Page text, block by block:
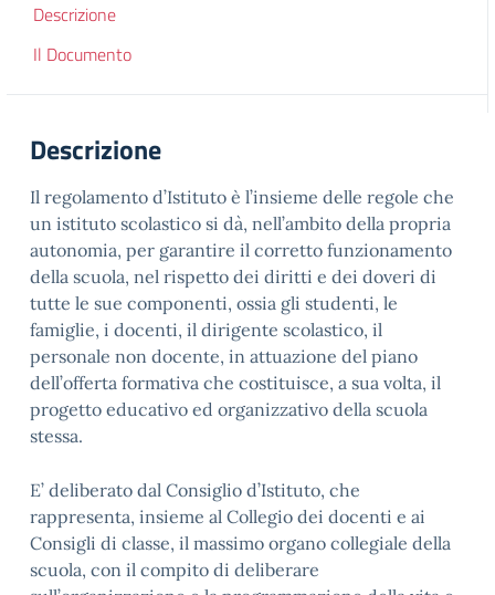
Descrizione
Il Documento
Descrizione
Il regolamento d’Istituto è l’insieme delle regole che
un istituto scolastico si dà, nell’ambito della propria
autonomia, per garantire il corretto funzionamento
della scuola, nel rispetto dei diritti e dei doveri di
tutte le sue componenti, ossia gli studenti, le
famiglie, i docenti, il dirigente scolastico, il
personale non docente, in attuazione del piano
dell’offerta formativa che costituisce, a sua volta, il
progetto educativo ed organizzativo della scuola
stessa.
E’ deliberato dal Consiglio d’Istituto, che
rappresenta, insieme al Collegio dei docenti e ai
Consigli di classe, il massimo organo collegiale della
scuola, con il compito di deliberare